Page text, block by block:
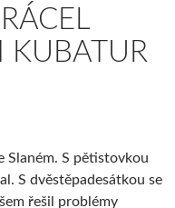
KUBATUR
S pětistovkou
S dvěstěpadesátkou se
řešil problémy